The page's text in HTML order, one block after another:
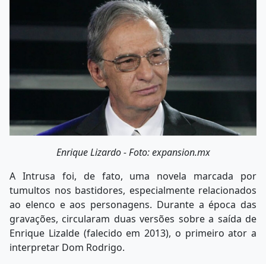
Enrique Lizardo - Foto: expansion.mx
A Intrusa foi, de fato, uma novela marcada por
tumultos nos bastidores, especialmente relacionados
ao elenco e aos personagens. Durante a época das
gravações, circularam duas versões sobre a saída de
Enrique Lizalde (falecido em 2013), o primeiro ator a
interpretar Dom Rodrigo.